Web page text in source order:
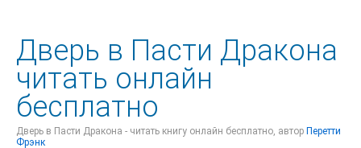
Дверь в Пасти Дракона
читать онлайн
бесплатно
Дверь в Пасти Дракона - читать книгу онлайн бесплатно, автор Перетти
Фрэнк